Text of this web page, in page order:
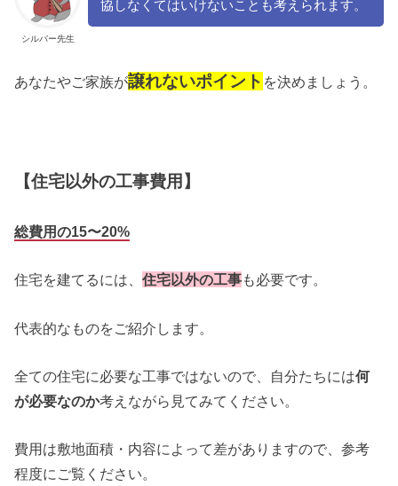
シルバー先生
協しなくてはいけないことも考えられます。
あなたやご家族が譲れないポイント を決めましょう。
【住宅以外の工事費用】
総費用の15〜20%
住宅を建てるには、住宅以外の工事も必要です。
代表的なものをご紹介します。
全ての住宅に必要な工事ではないので、自分たちには何
が必要なのか考えながら見てみてください。
費用は敷地面積・内容によって差がありますので、参考
程度にご覧ください。